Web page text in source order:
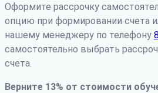
Оформите рассрочку
опцию при формировании счета
нашему менеджеру по телефону
самостоятельно выбрать
счета.
Верните 13% от стоимости